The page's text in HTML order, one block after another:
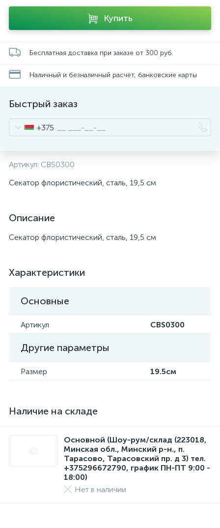
Купить
Бесплатная доставка при заказе от 300 руб.
Наличный и безналичный расчет, банковские карты
Быстрый заказ
+375
Артикул: CBS0300
Секатор флористический, сталь, 19,5 см
Описание
Секатор флористический, сталь, 19,5 см
Характеристики
Основные
Артикул CBS0300
Другие параметры
Размер 19.5см
Наличие на складе
Основной (Шоу-рум/склад (223018,
Минская обл., Минский р-н., п.
Тарасово, Тарасовский пр. д 3) тел.
+375296672790, график ПН-ПТ 9:00 -
18:00)
Нет в наличии